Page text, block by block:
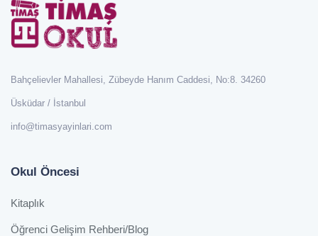
Bahçelievler Mahallesi, Zübeyde Hanım Caddesi, No:8. 34260
Üsküdar / İstanbul
info@timasyayinlari.com
Okul Öncesi
Kitaplık
Öğrenci Gelişim Rehberi/Blog